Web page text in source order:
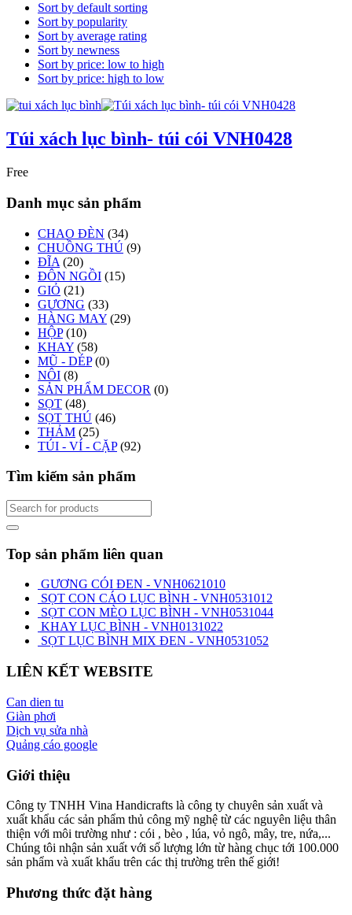
Sort by default sorting
Sort by popularity
Sort by average rating
Sort by newness
Sort by price: low to high
Sort by price: high to low
Túi xách lục bình- túi cói VNH0428
Free
Danh mục sản phẩm
CHAO ĐÈN (34)
CHUỒNG THÚ (9)
ĐĨA (20)
ĐÔN NGỒI (15)
GIỎ (21)
GƯƠNG (33)
HÀNG MAY (29)
HỘP (10)
KHAY (58)
MŨ - DÉP (0)
NÔI (8)
SẢN PHẨM DECOR (0)
SỌT (48)
SỌT THÚ (46)
THẢM (25)
TÚI - VÍ - CẶP (92)
Tìm kiếm sản phẩm
Top sản phẩm liên quan
GƯƠNG CÓI ĐEN - VNH0621010
SỌT CON CÁO LỤC BÌNH - VNH0531012
SỌT CON MÈO LỤC BÌNH - VNH0531044
KHAY LỤC BÌNH - VNH0131022
SỌT LỤC BÌNH MIX ĐEN - VNH0531052
LIÊN KẾT WEBSITE
Can dien tu
Giàn phơi
Dịch vụ sửa nhà
Quảng cáo google
Giới thiệu
Công ty TNHH Vina Handicrafts là công ty chuyên sản xuất và
xuất khẩu các sản phẩm thủ công mỹ nghệ từ các nguyên liệu thân
thiện với môi trường như : cói , bèo , lúa, vỏ ngô, mây, tre, nứa,...
Chúng tôi nhận sản xuất với số lượng lớn từ hàng chục tới 100.000
sản phẩm và xuất khẩu trên các thị trường trên thế giới!
Phương thức đặt hàng